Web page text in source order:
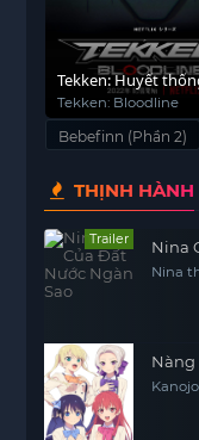
Tekken: Huyết
Tekken: Bloodline
Bebefinn (Phần 2)
THỊNH HÀNH
Trailer Nina
Nina
Nàng